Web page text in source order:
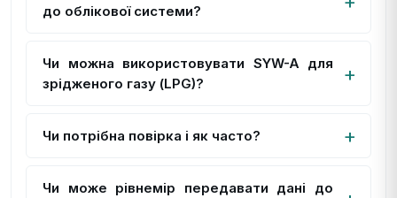
до облікової системи?
Чи можна використовувати SYW-A для
зрідженого газу (LPG)?
Чи потрібна повірка і як часто?
Чи може рівнемір передавати дані до